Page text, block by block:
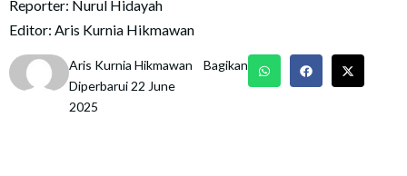
Reporter: Nurul Hidayah
Editor: Aris Kurnia Hikmawan
Aris Kurnia Hikmawan
Diperbarui 22 June
2025
Bagikan